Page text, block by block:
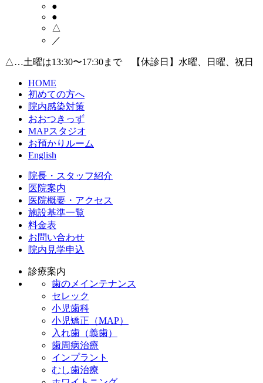
●
●
△
／
△…土曜は13:30〜17:30まで 【休診日】水曜、日曜、祝日
HOME
初めての方へ
院内感染対策
おおつきっず
MAPスタジオ
お預かりルーム
English
院長・スタッフ紹介
医院案内
医院概要・アクセス
施設基準一覧
料金表
お問い合わせ
院内見学申込
診療案内
歯のメインテナンス
セレック
小児歯科
小児矯正（MAP）
入れ歯（義歯）
歯周病治療
インプラント
むし歯治療